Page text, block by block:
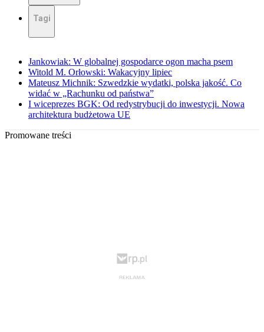
Tagi
Jankowiak: W globalnej gospodarce ogon macha psem
Witold M. Orłowski: Wakacyjny lipiec
Mateusz Michnik: Szwedzkie wydatki, polska jakość. Co
widać w „Rachunku od państwa”
I wiceprezes BGK: Od redystrybucji do inwestycji. Nowa
architektura budżetowa UE
Promowane treści